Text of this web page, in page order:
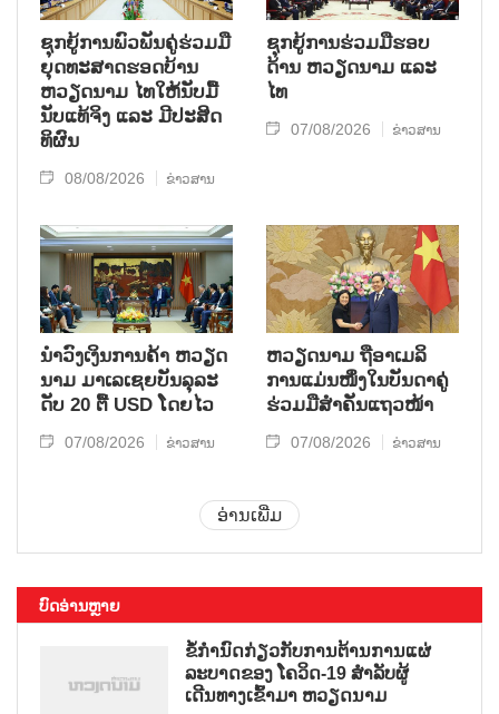
ຊຸກ​ຍູ້​ການ​ພົວ​ພັນ​ຄູ່​ຮ່ວມ​ມື​
ຍຸດ​ທະ​ສາດ​ຮອດ​ບ້ານ
ຫວຽດ​ນາມ ໄທ​ໃຫ້​ນັບ​ມື້​
ນັບ​ແທ້​ຈິງ ແລະ ມີ​ປະ​ສິດ​
ທິ​ຜົນ
08/08/2026 ຂ່າວສານ
ຊຸກຍູ້ການຮ່ວມມືຮອບ
ດ້ານ ຫວຽດນາມ ແລະ
ໄທ
07/08/2026 ຂ່າວສານ
ນຳ​ວົງ​ເງິນ​ການ​ຄ້າ ຫວຽດ​
ນາມ ມາ​ເລ​ເຊຍ​ບັນ​ລຸ​ລະ​
ດັບ 20 ຕື້ USD ໂດຍ​ໄວ
07/08/2026 ຂ່າວສານ
ຫ​ວຽດ​ນາມ ຖື​ອາ​ເມ​ລິ​
ການ​ແມ່ນ​ໜຶ່ງ​ໃນ​ບັນ​ດາ​ຄູ່​
ຮ່ວມ​ມື​ສຳ​ຄັນ​ແຖວ​ໜ້າ
07/08/2026 ຂ່າວສານ
ອ່ານເພີ່ມ
ບົດອ່ານຫຼາຍ
ຂໍ້ກຳນົດກ່ຽວກັບການຕ້ານການແຜ່
ລະບາດຂອງ ໂຄວິດ-19 ສຳລັບຜູ້
ເດີນທາງເຂົ້າມາ ຫວຽດນາມ